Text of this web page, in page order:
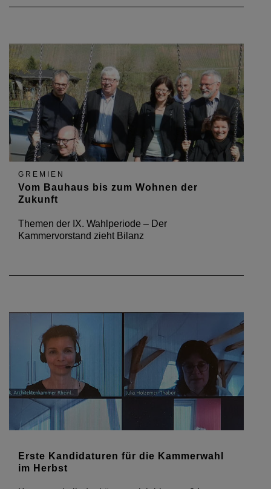
GREMIEN
Vom Bauhaus bis zum Wohnen der
Zukunft
Themen der IX. Wahlperiode – Der
Kammervorstand zieht Bilanz
Erste Kandidaturen für die Kammerwahl
im Herbst